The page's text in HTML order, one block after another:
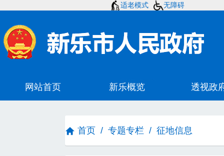
适老模式 无障碍
首页 / 专题专栏 / 征地信息